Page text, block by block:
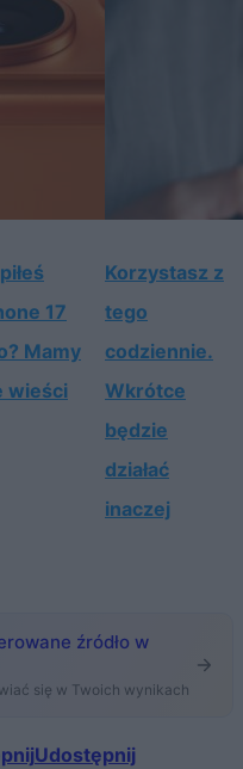
17
Mamy
wieści
Korzystasz z
tego
codziennie.
Wkrótce
będzie
działać
inaczej
źródło w
się w Twoich wynikach
Udostępnij